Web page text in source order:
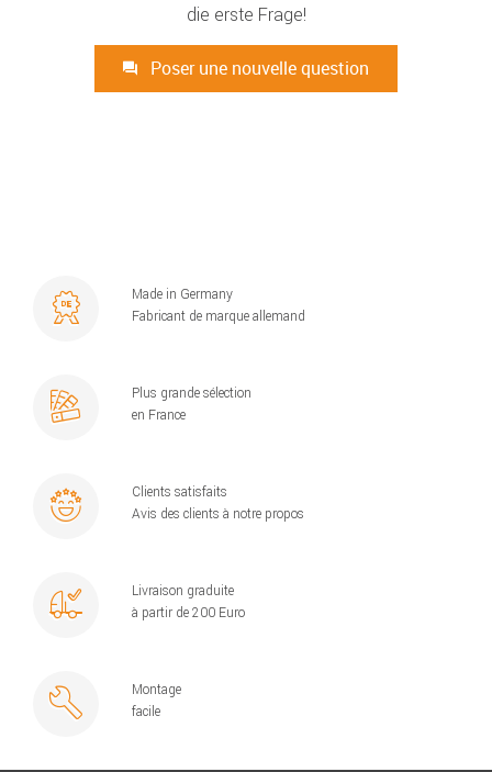
die erste Frage!
Poser une nouvelle question
Made in Germany
Fabricant de marque allemand
Plus grande sélection
en France
Clients satisfaits
Avis des clients à notre propos
Livraison graduite
à partir de 200 Euro
Montage
facile